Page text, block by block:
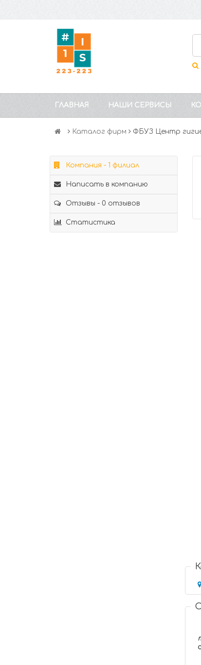
ГЛАВНАЯ НАШИ СЕРВИСЫ
Каталог фирм ФБУЗ Центр
Компания - 1 филиал
Написать в компанию
Отзывы - 0 отзывов
Статистика